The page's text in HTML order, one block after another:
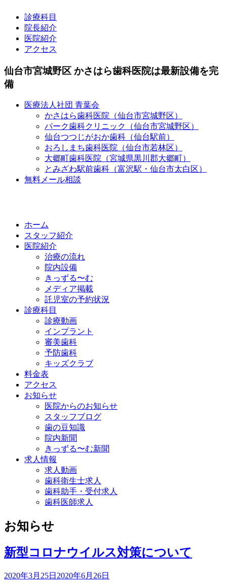
診療科目
院長紹介
医院紹介
アクセス
仙台市宮城野区 かさはら歯科医院は最新設備を完
備
医療法人社団 青葉会
かさはら歯科医院（仙台市宮城野区）
パーク歯科クリニック（仙台市宮城野区）
仙台つつじがおか歯科（仙台駅前）
おろしまち歯科医院（仙台市若林区）
大郷町歯科医院（宮城県黒川郡大郷町）
とみざわ駅前歯科（富沢駅・仙台市太白区）
無料メール相談
ホーム
スタッフ紹介
医院紹介
治療の流れ
院内設備
きっずる〜む
メディア掲載
託児室の予約状況
診療科目
診療動画
インプラント
審美歯科
予防歯科
キッズクラブ
料金表
アクセス
お知らせ
医院からのお知らせ
スタッフブログ
歯の豆知識
院内新聞
きっずる〜む新聞
求人情報
求人動画
歯科衛生士求人
歯科助手・受付求人
歯科医師求人
お知らせ
新型コロナウイルス対策について
2020年3月25日 2020年6月26日